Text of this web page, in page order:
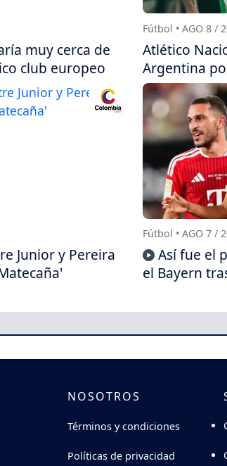
muy cerca de
club europeo
Fútbol • AGO 8 /
Atlético
Argentina
Junior y Pereira
Fútbol • AGO 7 /
Así fue el
el Bayern
NOSOTROS
Términos y condiciones
Políticas de privacidad